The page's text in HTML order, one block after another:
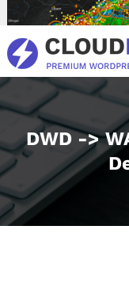
Inhalt
springen
DWD ->